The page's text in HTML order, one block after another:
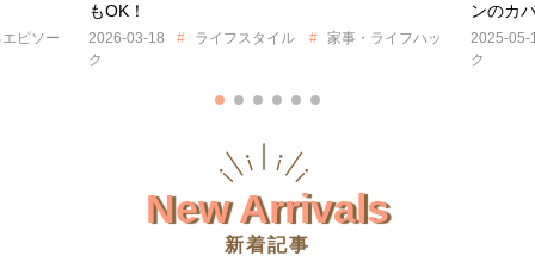
18 ライフスタイル 家事・ライフハッ
ンのカバーアイデア2選
2025-05-12
ライフスタ
New Arrivals
新着記事